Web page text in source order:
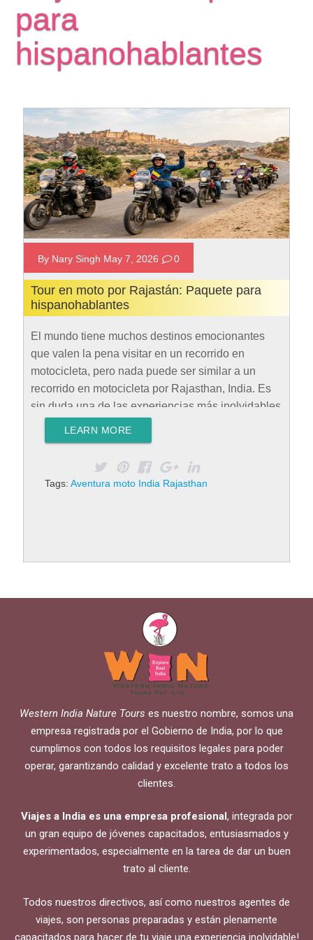
para
hispanohablantes
By Nary Singh May 7, 2026 0
Tour en moto por Rajastán: Paquete para
hispanohablantes
El mundo tiene muchos destinos emocionantes
que valen la pena visitar en un recorrido en
motocicleta, pero nada puede ser similar a un
recorrido en motocicleta por Rajasthan, India. Es
sin duda una de las experiencias más inolvidables
recorrido en motocicleta por Rajasthan, India, es
pintorescas, donde tendrás la oportunidad de
More
LEARN MORE
Tags: Aventura moto India Rajasthan
Western India Nature Tours es nuestro nombre, somos una
empresa registrada por el Gobierno de India, por lo que
cumplimos con todos los requisitos legales para poder
operar, garantizando calidad y excelente trato a todos los
clientes.
Viajes a India es una empresa profesional , integrada por
un gran equipo de jóvenes capacitados, entusiasmados y
experimentados, especialmente en la tarea de dar un buen
trato al cliente.
Todos nuestros directivos, así como nuestros agentes de
viajes, son personas preparadas y están plenamente
capacitados para hacer de tu viaje una experiencia inolvidable!